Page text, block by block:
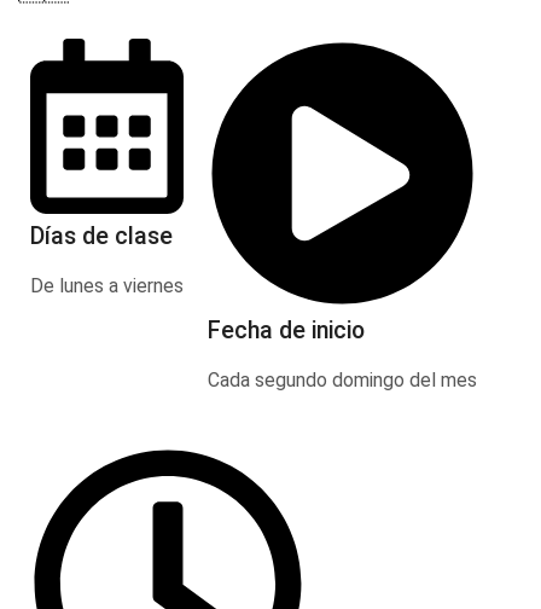
Días de clase
De lunes a viernes
Fecha de inicio
Cada segundo domingo del mes